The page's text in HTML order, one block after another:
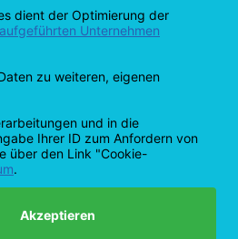
Ihanteellinen
Apple
Estä